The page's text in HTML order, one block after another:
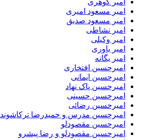
امیر گوهری
امیر مسعود امیری
امیر مسعود صدیق
امیر نشاطی
امیر وکیلی
امیر یاوری
امیر یگانه
امیرحسین افتخاری
امیرحسین ایمانی
امیرحسین پاک نهاد
امیرحسین حسینی
امیرحسین رضائی
امیرحسین مدرس و حمیدرضا ترکاشوند
امیرحسین مقصودلو
امیرحسین مقصودلو و رضا پیشرو